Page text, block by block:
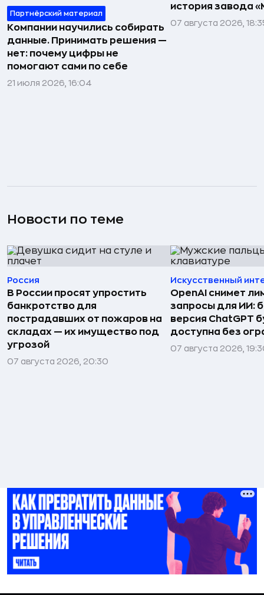
Партнёрский материал
Компании научились собирать
данные. Принимать решения —
нет: почему цифры не
помогают сами по себе
21 июля 2026, 16:04
история завода
07 августа 2026,
Новости по теме
Россия
В России просят упростить
банкротство для
пострадавших от пожаров на
складах — их имущество под
угрозой
07 августа 2026, 20:30
Искусственный
OpenAI снимет
запросы для ИИ:
версия ChatGPT
доступна без
07 августа 2026,